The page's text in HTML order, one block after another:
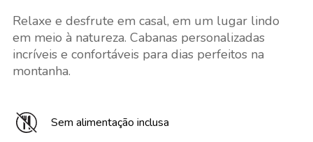
Relaxe e desfrute em casal, em um lugar lindo
em meio à natureza. Cabanas personalizadas
incríveis e confortáveis para dias perfeitos na
montanha.
Sem alimentação inclusa